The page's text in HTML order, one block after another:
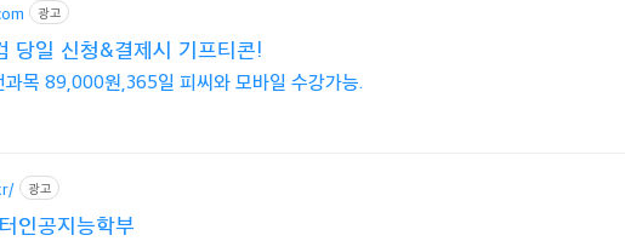
광고
당일 신청&결제시 기프티콘!
과목 89,000원,365일 피씨와 모바일 수강가능.
광고
인공지능학부